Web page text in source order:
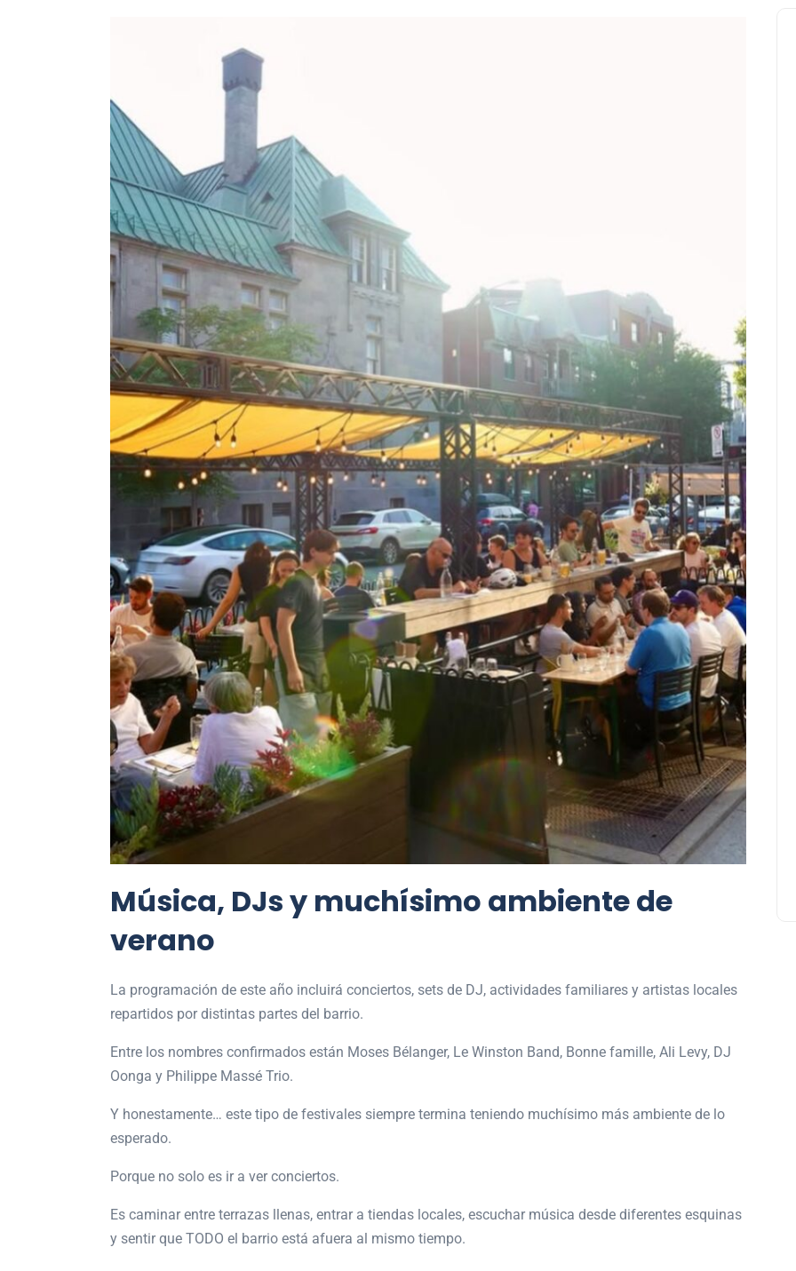
Música, DJs y muchísimo ambiente de
verano
La programación de este año incluirá conciertos, sets de DJ, actividades familiares y artistas locales
repartidos por distintas partes del barrio.
Entre los nombres confirmados están Moses Bélanger, Le Winston Band, Bonne famille, Ali Levy, DJ
Oonga y Philippe Massé Trio.
Y honestamente… este tipo de festivales siempre termina teniendo muchísimo más ambiente de lo
esperado.
Porque no solo es ir a ver conciertos.
Es caminar entre terrazas llenas, entrar a tiendas locales, escuchar música desde diferentes esquinas
y sentir que TODO el barrio está afuera al mismo tiempo.